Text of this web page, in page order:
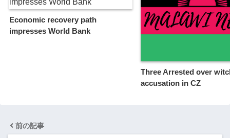
Economic recovery path
impresses World Bank
Three Arrested over
accusation in CZ
前の記事